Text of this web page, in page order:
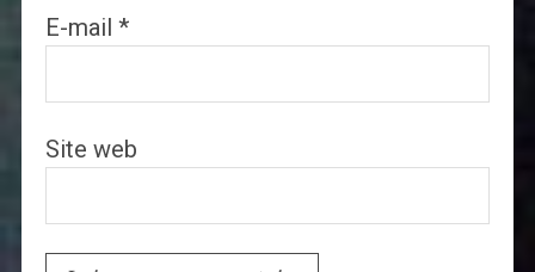
E-mail *
Site web